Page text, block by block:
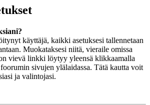
käyttäjä, kaikki asetuksesi tallennetaan
Muokataksesi niitä, vieraile omissa
vievä linkki löytyy yleensä klikkaamalla
sivujen ylälaidassa. Tätä kautta voit
ja valintojasi.